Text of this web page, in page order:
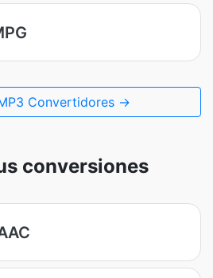
Convertidores →
conversiones